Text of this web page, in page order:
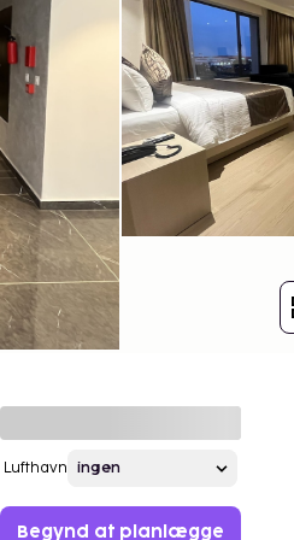
Lufthavn
Begynd at planlægge